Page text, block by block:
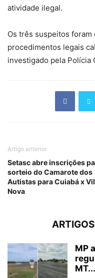
atividade ilegal.
Os três suspeitos foram
procedimentos legais
investigado pela Polícia
Artigo anterior
Setasc abre inscrições
sorteio do Camarote dos
Autistas para Cuiabá x
Nova
MP
MT...